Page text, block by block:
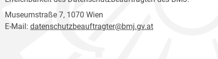
Museumstraße 7, 1070 Wien
E-Mail: datenschutzbeauftragter@bmj.gv.at